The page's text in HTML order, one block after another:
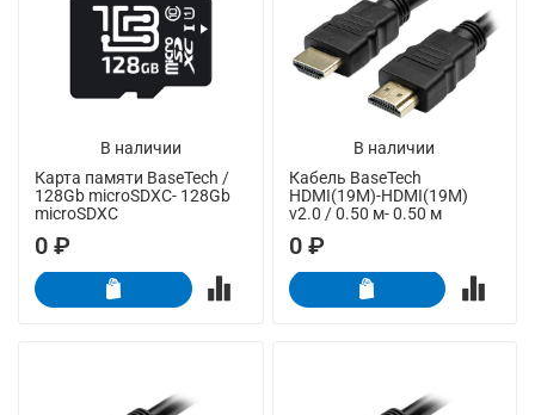
В наличии
Карта памяти BaseTech /
128Gb microSDXC- 128Gb
microSDXC
0 ₽
В наличии
Кабель BaseTech
HDMI(19M)-HDMI(19M)
v2.0 / 0.50 м- 0.50 м
0 ₽